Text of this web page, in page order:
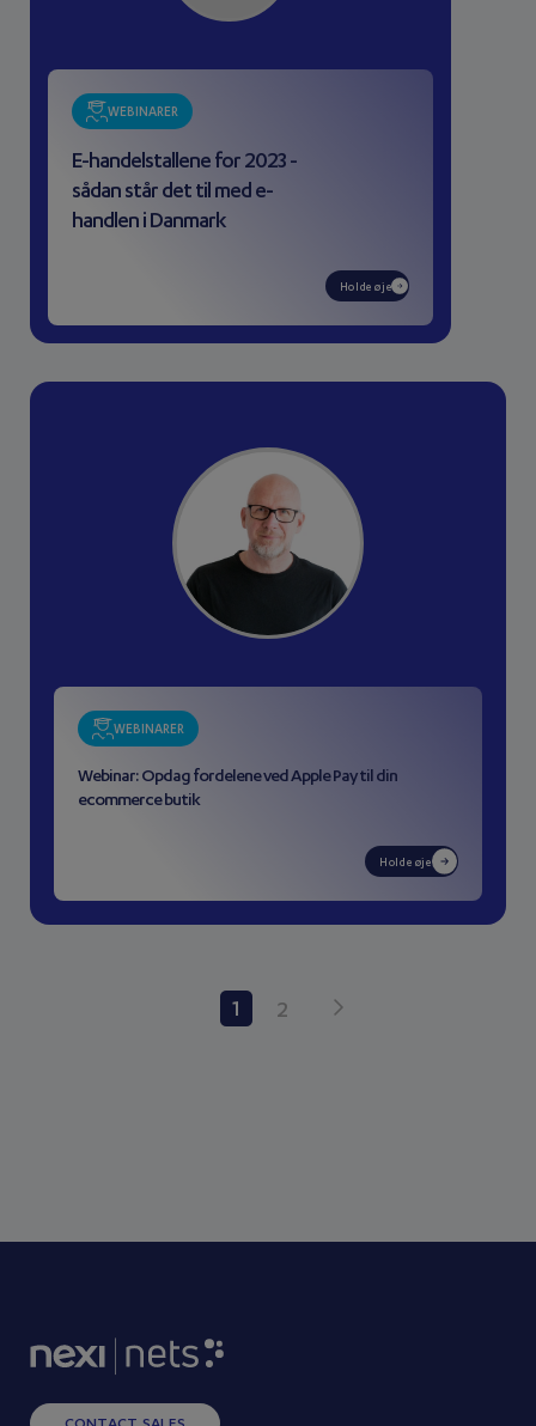
WEBINARER
E-handelstallene for 2023 -
sådan står det til med e-
handlen i Danmark
Holde øje
WEBINARER
Webinar: Opdag fordelene ved Apple Pay til din
ecommerce butik
Holde øje
1 2